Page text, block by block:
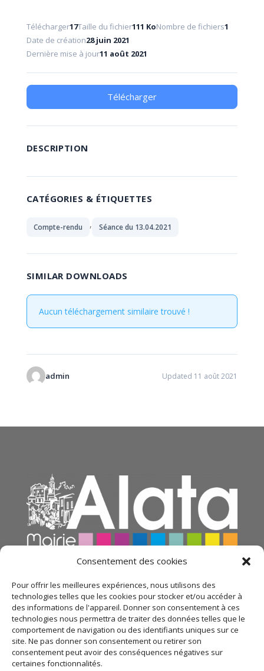
Consentement des cookies
Pour offrir les meilleures expériences, nous utilisons des
technologies telles que les cookies pour stocker et/ou accéder à
des informations de l'appareil. Donner son consentement à ces
technologies nous permettra de traiter des données telles que le
comportement de navigation ou des identifiants uniques sur ce
site. Ne pas donner son consentement ou retirer son
consentement peut avoir des conséquences négatives sur
certaines fonctionnalités.
Télécharger17Taille du fichier111 KoNombre de fichiers1
Date de création28 juin 2021
Dernière mise à jour11 août 2021
Télécharger
DESCRIPTION
CATÉGORIES & ÉTIQUETTES
Compte-rendu , Séance du 13.04.2021
SIMILAR DOWNLOADS
Aucun téléchargement similaire trouvé !
admin Updated 11 août 2021